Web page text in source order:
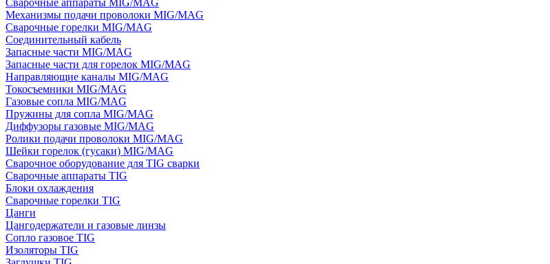
Сварочные аппараты MIG/MAG
Механизмы подачи проволоки MIG/MAG
Сварочные горелки MIG/MAG
Соединительный кабель
Запасные части MIG/MAG
Запасные части для горелок MIG/MAG
Направляющие каналы MIG/MAG
Токосъемники MIG/MAG
Газовые сопла MIG/MAG
Пружины для сопла MIG/MAG
Диффузоры газовые MIG/MAG
Ролики подачи проволоки MIG/MAG
Шейки горелок (гусаки) MIG/MAG
Сварочное оборудование для TIG сварки
Сварочные аппараты TIG
Блоки охлаждения
Сварочные горелки TIG
Цанги
Цангодержатели и газовые линзы
Сопло газовое TIG
Изоляторы TIG